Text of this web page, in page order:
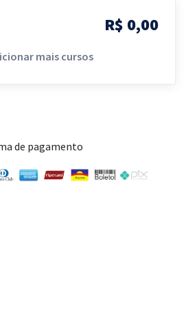
R$ 0,00
mais cursos
de pagamento